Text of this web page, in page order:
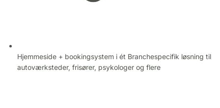
Hjemmeside + bookingsystem i ét Branchespecifik løsning til
autoværksteder, frisører, psykologer og flere